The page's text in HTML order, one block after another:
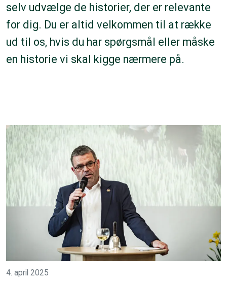
selv udvælge de historier, der er relevante
for dig. Du er altid velkommen til at række
ud til os, hvis du har spørgsmål eller måske
en historie vi skal kigge nærmere på.
4. april 2025